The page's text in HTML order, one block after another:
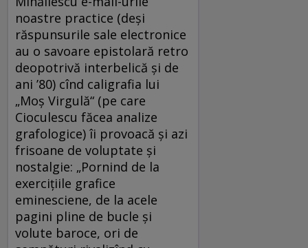
noastre practice (deşi
răspunsurile sale electronice
au o savoare epistolară retro
deopotrivă interbelică şi de
ani ’80) cînd caligrafia lui
„Moş Virgulă“ (pe care
Cioculescu făcea analize
grafologice) îi provoacă şi azi
frisoane de voluptate şi
nostalgie: „Pornind de la
exerciţiile grafice
eminesciene, de la acele
pagini pline de bucle şi
volute baroce, ori de